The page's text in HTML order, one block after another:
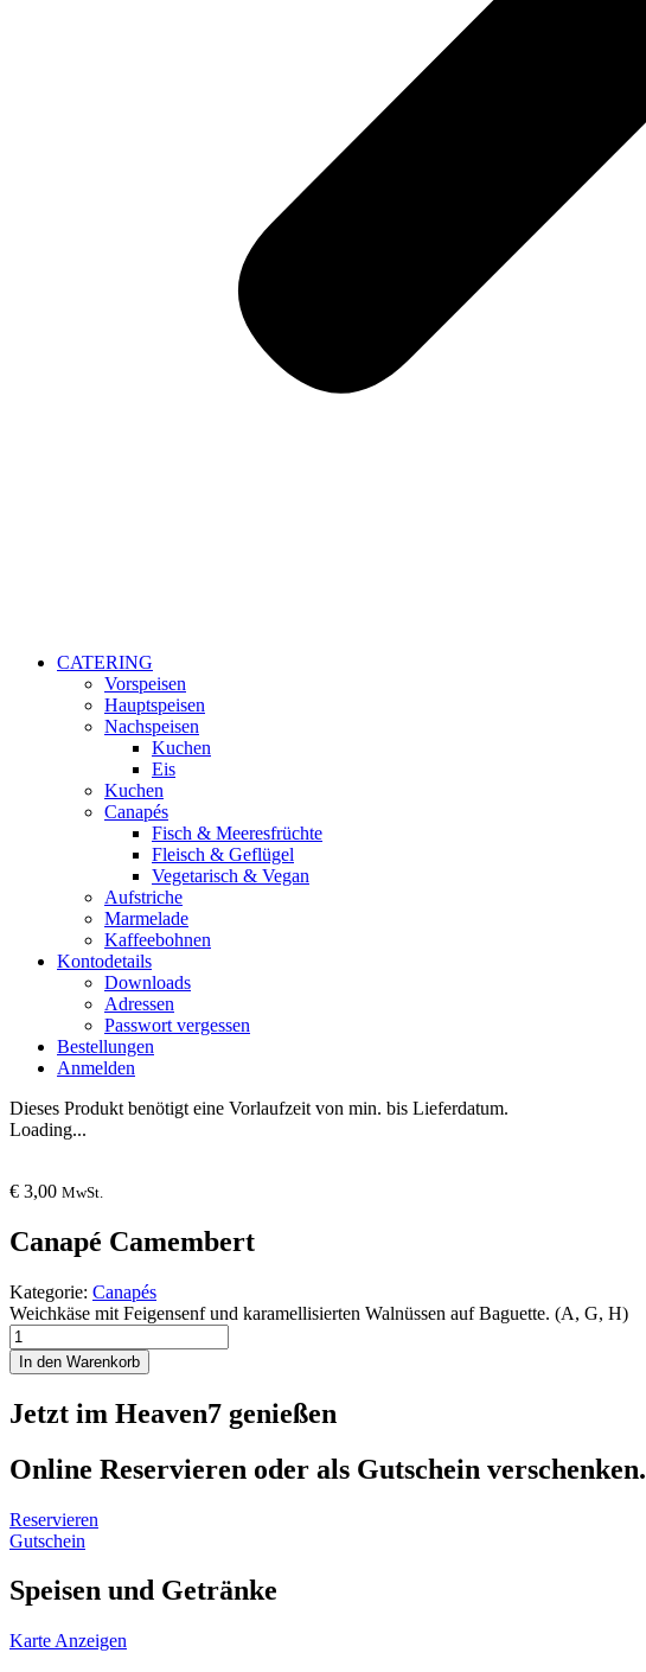
CATERING
Vorspeisen
Hauptspeisen
Nachspeisen
Kuchen
Eis
Kuchen
Canapés
Fisch & Meeresfrüchte
Fleisch & Geflügel
Vegetarisch & Vegan
Aufstriche
Marmelade
Kaffeebohnen
Kontodetails
Downloads
Adressen
Passwort vergessen
Bestellungen
Anmelden
Dieses Produkt benötigt eine Vorlaufzeit von min. bis Lieferdatum.
Loading...
€ 3,00 MwSt.
Canapé Camembert
Kategorie: Canapés
Weichkäse mit Feigensenf und karamellisierten Walnüssen auf Baguette. (A, G, H)
Canapé
Camembert
Menge
In den Warenkorb
Jetzt im Heaven7 genießen
Online Reservieren oder als Gutschein verschenken.
Reservieren
Gutschein
Speisen und Getränke
Karte Anzeigen